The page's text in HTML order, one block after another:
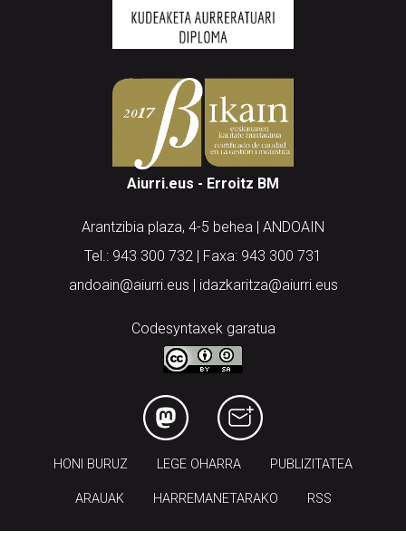
Aiurri.eus - Erroitz BM
Arantzibia plaza, 4-5 behea | ANDOAIN
Tel.: 943 300 732 | Faxa: 943 300 731
andoain@aiurri.eus | idazkaritza@aiurri.eus
Codesyntaxek garatua
HONI BURUZ LEGE OHARRA PUBLIZITATEA
ARAUAK HARREMANETARAKO RSS